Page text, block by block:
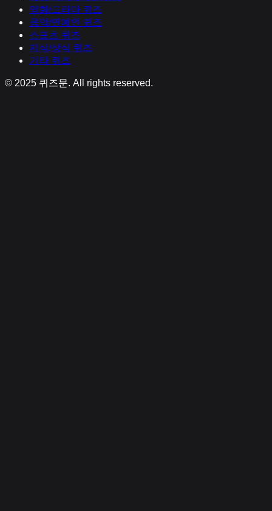
영화/드라마 퀴즈
음악/연예인 퀴즈
스포츠 퀴즈
지식/상식 퀴즈
기타 퀴즈
© 2025 퀴즈문. All rights reserved.